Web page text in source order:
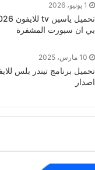
1 يونيو، 2026
بي ان سبورت المشفرة
10 مارس، 2025
اصدار